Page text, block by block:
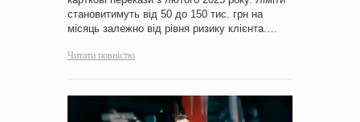
становитимуть від 50 до 150 тис. грн на
місяць залежно від рівня ризику клієнта.…
Читати повністю